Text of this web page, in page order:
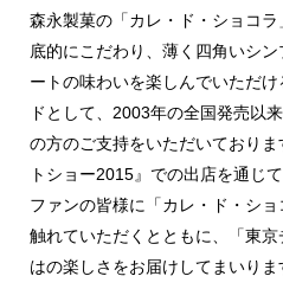
森永製菓の「カレ・ド・ショコ
底的にこだわり、薄く四角いシ
ートの味わいを楽しんでいただ
ドとして、2003年の全国発売以
の方のご支持をいただいており
トショー2015』での出店を通じ
ファンの皆様に「カレ・ド・シ
触れていただくとともに、「東
はの楽しさをお届けしてまいりま